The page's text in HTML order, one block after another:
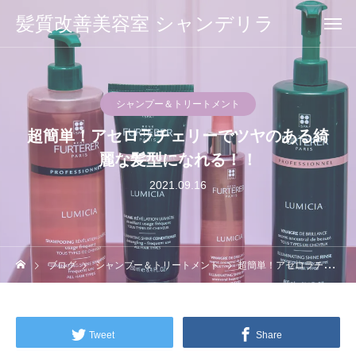
髪質改善美容室 シャンデリラ
シャンプー＆トリートメント
超簡単！アセロラチェリーでツヤのある綺
麗な髪型になれる！！
2021.09.16
ブログ シャンプー＆トリートメント 超簡単！アセロラチェリーでツヤのある綺麗な髪型になれる！！
Tweet Share